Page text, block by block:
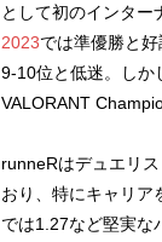
として初のインター
2023では準優勝と
9-10位と低迷。しか
VALORANT
runneRはデュエリ
おり、特にキャリア
では1.27など堅実な